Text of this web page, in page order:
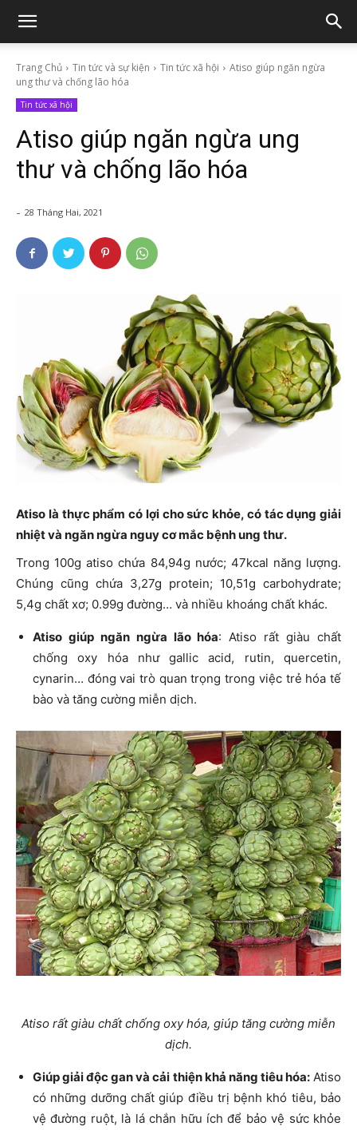
Trang Chủ Tin tức và sự kiện Tin tức xã hội
Atiso giúp ngăn ngừa
ung thư và chống lão hóa
Tin tức xã hội
Atiso giúp ngăn ngừa ung
thư và chống lão hóa
- 28 Tháng Hai, 2021
Atiso là thực phẩm có lợi cho sức khỏe, có tác dụng giải
nhiệt và ngăn ngừa nguy cơ mắc bệnh ung thư.
Trong 100g atiso chứa 84,94g nước; 47kcal năng lượng.
Chúng cũng chứa 3,27g protein; 10,51g carbohydrate;
5,4g chất xơ; 0.99g đường… và nhiều khoáng chất khác.
Atiso giúp ngăn ngừa lão hóa: Atiso rất giàu chất
chống oxy hóa như gallic acid, rutin, quercetin,
cynarin… đóng vai trò quan trọng trong việc trẻ hóa tế
bào và tăng cường miễn dịch.
Atiso rất giàu chất chống oxy hóa, giúp tăng cường miễn
dịch.
Giúp giải độc gan và cải thiện khả năng tiêu hóa:Atiso
có những dưỡng chất giúp điều trị bệnh khó tiêu, bảo
vệ đường ruột, là lá chắn hữu ích để bảo vệ sức khỏe